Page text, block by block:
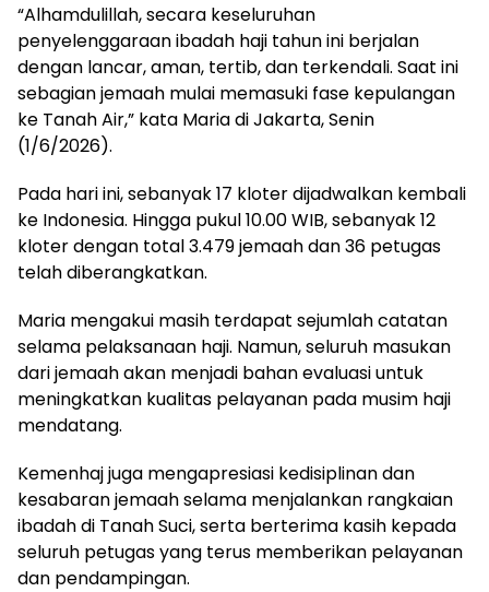
“Alhamdulillah, secara keseluruhan
penyelenggaraan ibadah haji tahun ini berjalan
dengan lancar, aman, tertib, dan terkendali. Saat ini
sebagian jemaah mulai memasuki fase kepulangan
ke Tanah Air,” kata Maria di Jakarta, Senin
(1/6/2026).
Pada hari ini, sebanyak 17 kloter dijadwalkan kembali
ke Indonesia. Hingga pukul 10.00 WIB, sebanyak 12
kloter dengan total 3.479 jemaah dan 36 petugas
telah diberangkatkan.
Maria mengakui masih terdapat sejumlah catatan
selama pelaksanaan haji. Namun, seluruh masukan
dari jemaah akan menjadi bahan evaluasi untuk
meningkatkan kualitas pelayanan pada musim haji
mendatang.
Kemenhaj juga mengapresiasi kedisiplinan dan
kesabaran jemaah selama menjalankan rangkaian
ibadah di Tanah Suci, serta berterima kasih kepada
seluruh petugas yang terus memberikan pelayanan
dan pendampingan.